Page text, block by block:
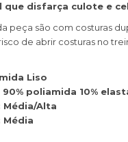
que disfarça culote e
peça são com costuras
de abrir costuras no
Liso
poliamida 10%
Média/Alta
Média